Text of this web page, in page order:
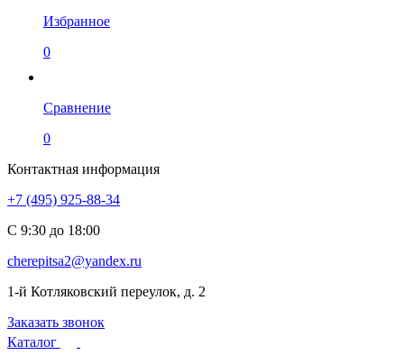
Избранное
0
Сравнение
0
Контактная информация
+7 (495) 925-88-34
С 9:30 до 18:00
cherepitsa2@yandex.ru
1-й Котляковский переулок, д. 2
Заказать звонок
Каталог